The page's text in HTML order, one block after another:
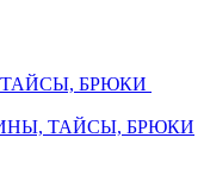
БРЮКИ
ТАЙСЫ, БРЮКИ